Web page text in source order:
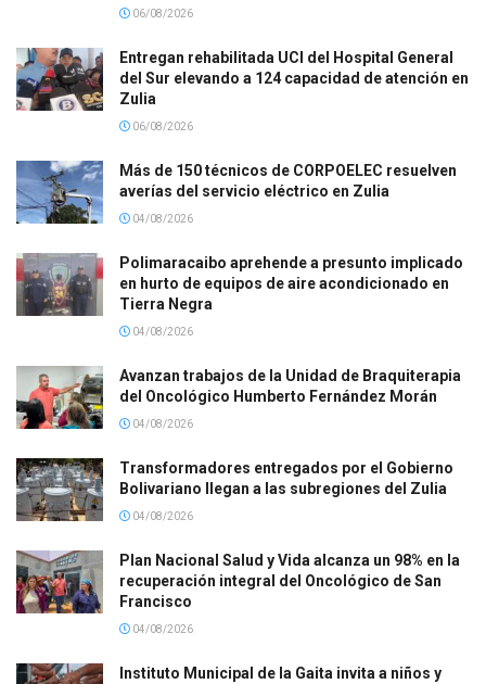
06/08/2026
Entregan rehabilitada UCI del Hospital General
del Sur elevando a 124 capacidad de atención en
Zulia
06/08/2026
Más de 150 técnicos de CORPOELEC resuelven
averías del servicio eléctrico en Zulia
04/08/2026
Polimaracaibo aprehende a presunto implicado
en hurto de equipos de aire acondicionado en
Tierra Negra
04/08/2026
Avanzan trabajos de la Unidad de Braquiterapia
del Oncológico Humberto Fernández Morán
04/08/2026
Transformadores entregados por el Gobierno
Bolivariano llegan a las subregiones del Zulia
04/08/2026
Plan Nacional Salud y Vida alcanza un 98% en la
recuperación integral del Oncológico de San
Francisco
04/08/2026
Instituto Municipal de la Gaita invita a niños y